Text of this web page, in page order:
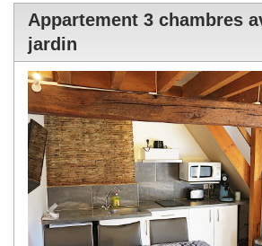
Appartement 3 chambres
jardin
Previous